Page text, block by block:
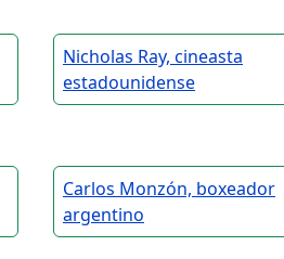
Nicholas Ray, cineasta
estadounidense
Carlos Monzón, boxeador
argentino